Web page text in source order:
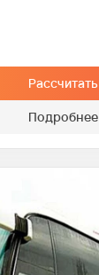
Рассчитать
Подробнее